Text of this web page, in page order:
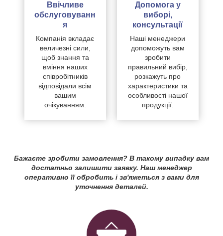
Ввічливе
обслуговуванн
я
Компанія вкладає
величезні сили,
щоб знання та
вміння наших
співробітників
відповідали всім
вашим
очікуванням.
Допомога у
виборі,
консультації
Наші менеджери
допоможуть вам
зробити
правильний вибір,
розкажуть про
характеристики та
особливості нашої
продукції.
Бажаєте зробити замовлення? В такому випадку вам
достатньо залишити заявку. Наш менеджер
оперативно її обробить і зв'яжеться з вами для
уточнення деталей.